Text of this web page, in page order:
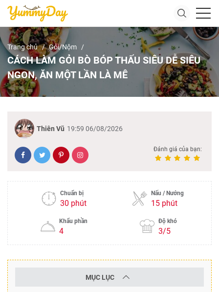
Trang chủ Gỏi/Nộm
CÁCH LÀM GỎI BÒ BÓP THẤU SIÊU DỄ SIÊU
NGON, ĂN MỘT LẦN LÀ MÊ
Thiên Vũ 19:59 06/08/2026
Đánh giá của bạn:
Chuẩn bị
30 phút
Nấu / Nướng
15 phút
Khẩu phần
4
Độ khó
3/5
MỤC LỤC